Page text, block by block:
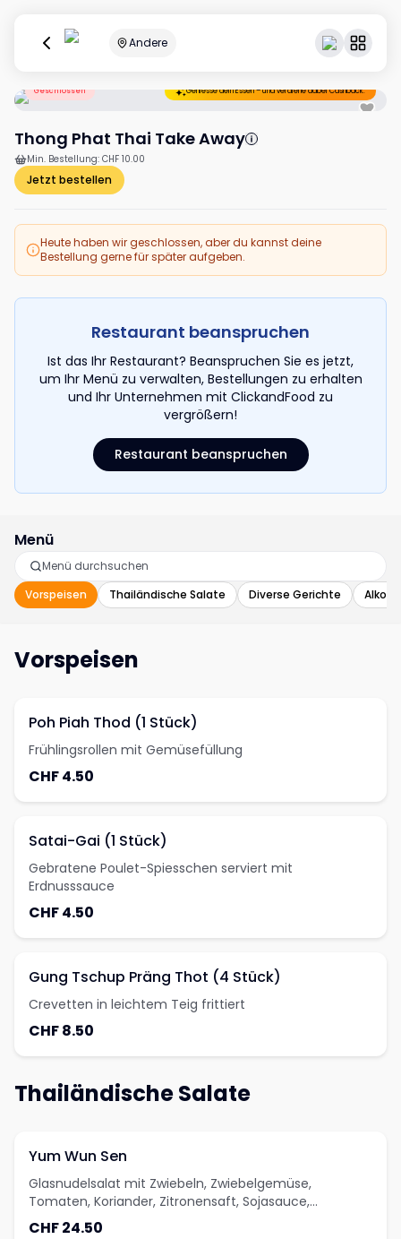
Andere
Geschlossen Geniesse dein Essen – und verdiene dabei Cashback.
Thong Phat Thai Take Away
Min. Bestellung: CHF 10.00
Jetzt bestellen
Heute haben wir geschlossen, aber du kannst deine
Bestellung gerne für später aufgeben.
Restaurant beanspruchen
Ist das Ihr Restaurant? Beanspruchen Sie es jetzt,
um Ihr Menü zu verwalten, Bestellungen zu erhalten
und Ihr Unternehmen mit ClickandFood zu
vergrößern!
Restaurant beanspruchen
Menü
Vorspeisen Thailändische Salate Diverse Gerichte
Vorspeisen
Poh Piah Thod (1 Stück)
Frühlingsrollen mit Gemüsefüllung
CHF 4.50
Satai-Gai (1 Stück)
Gebratene Poulet-Spiesschen serviert mit
Erdnusssauce
CHF 4.50
Gung Tschup Präng Thot (4 Stück)
Crevetten in leichtem Teig frittiert
CHF 8.50
Thailändische Salate
Yum Wun Sen
Glasnudelsalat mit Zwiebeln, Zwiebelgemüse,
Tomaten, Koriander, Zitronensaft, Sojasauce,
Erdnüssen, Chilli und einer Zutat nach Wahl
CHF 24.50